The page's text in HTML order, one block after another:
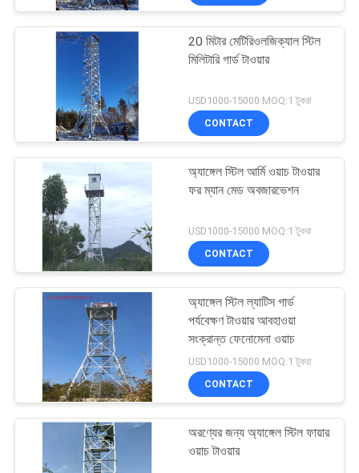
সাইট
PRIVACY
POLICY
গুয়েড ওয়্যার টাওয়ার
3 লেগড টাওয়ার
22
4 লেগড টাওয়ার
20 মিটার মেটিরিওলজিক্যাল স্টিল
মিলিটারি গার্ড টাওয়ার
USD1000-15000 MOQ:1 টুকরা
CONTACT
অ্যাঙ্গেল স্টিল আর্মি ওয়াচ টাওয়ার
ফর ম্যান মেড অবজারভেশন
USD1000-15000 MOQ:1 টুকরা
CONTACT
অ্যাঙ্গেল স্টিল ল্যাটিস গার্ড
পর্যবেক্ষণ টাওয়ার আবহাওয়া
সংক্রান্ত ফেনোমেনা ওয়াচ
USD1000-15000 MOQ:1 টুকরা
CONTACT
অরণ্যের জন্য অ্যাঙ্গেল স্টিল ফায়ার
ওয়াচ টাওয়ার